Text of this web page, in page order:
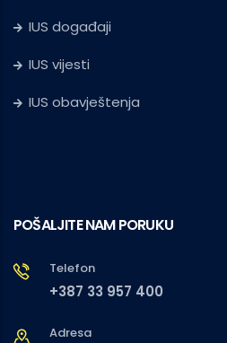
IUS događaji
IUS vijesti
IUS obavještenja
POŠALJITE NAM PORUKU
Telefon
+387 33 957 400
Adresa